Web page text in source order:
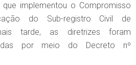
que implementou o Compromisso
do Sub-registro Civil de
tarde, as diretrizes foram
por meio do Decreto nº